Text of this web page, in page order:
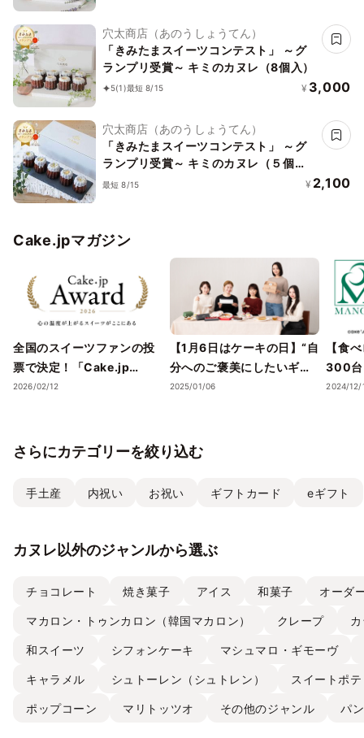
穴太商店（あのうしょうてん）
「きみたまスイーツコンテスト」 ～グ
ランプリ受賞～ キミのカヌレ（8個入）
5(1)最短 8/15 ¥ 3,000
穴太商店（あのうしょうてん）
「きみたまスイーツコンテスト」 ～グ
ランプリ受賞～ キミのカヌレ（５個
入）
最短 8/15 ¥ 2,100
Cake.jpマガジン
全国のスイーツファンの投
票で決定！「Cake.jp
Award 2026」受賞店舗を
ツの名店が集結 ―
2026/02/12
【1月6日はケーキの日】“自
分へのご褒美にしたいギフ
トスイーツ・ケーキ”5選
2025/01/06
【食
300台
スイ
2024/12/
さらにカテゴリーを絞り込む
手土産 内祝い お祝い ギフトカード eギフト
カヌレ以外のジャンルから選ぶ
チョコレート 焼き菓子 アイス 和菓子 オーダ
マカロン・トゥンカロン（韓国マカロン） クレープ
和スイーツ シフォンケーキ マシュマロ・ギモーヴ
キャラメル シュトーレン（シュトレン） スイートポ
ポップコーン マリトッツオ その他のジャンル パン